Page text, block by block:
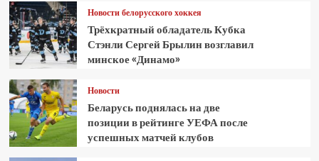
Новости белорусского хоккея
Трёхкратный обладатель Кубка
Стэнли Сергей Брылин возглавил
минское «Динамо»
Новости
Беларусь поднялась на две
позиции в рейтинге УЕФА после
успешных матчей клубов